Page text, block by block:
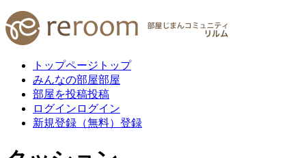
トップページ トップ
みんなの部屋部屋
部屋を投稿投稿
ログイン ログイン
新規登録（無料） 登録